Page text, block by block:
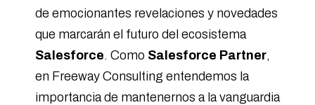
de emocionantes revelaciones y novedades
que marcarán el futuro del ecosistema
Salesforce. Como Salesforce Partner,
en Freeway Consulting entendemos la
importancia de mantenernos a la vanguardia